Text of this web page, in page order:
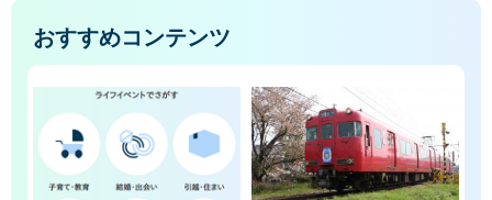
おすすめコンテンツ